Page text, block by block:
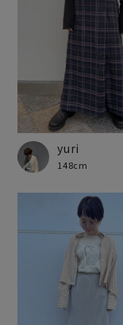
yuri
148cm